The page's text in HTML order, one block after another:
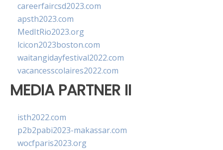
careerfaircsd2023.com
apsth2023.com
MedItRio2023.org
lcicon2023boston.com
waitangidayfestival2022.com
vacancesscolaires2022.com
MEDIA PARTNER II
isth2022.com
p2b2pabi2023-makassar.com
wocfparis2023.org